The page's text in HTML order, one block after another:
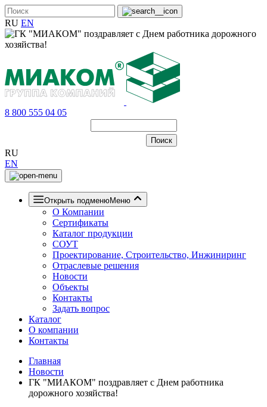
RU EN
8 800 555 04 05
RU
EN
Открыть подменюМеню
О Компании
Сертификаты
Каталог продукции
СОУТ
Проектирование, Строительство, Инжиниринг
Отраслевые решения
Новости
Объекты
Контакты
Задать вопрос
Каталог
О компании
Контакты
Главная
Новости
ГК "МИАКОМ" поздравляет с Днем работника
дорожного хозяйства!